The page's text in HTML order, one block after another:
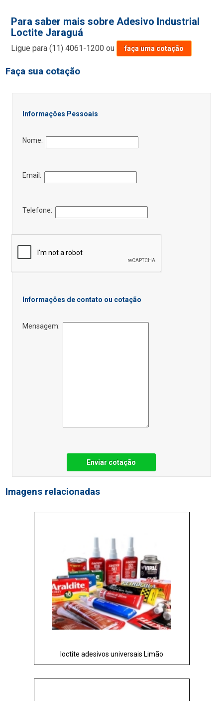
Para saber mais sobre Adesivo Industrial
Loctite Jaraguá
Ligue para(11) 4061-1200 ou faça uma cotação
Faça sua cotação
Informações Pessoais
Nome:
Email:
Telefone:
Informações de contato ou cotação
Mensagem:
Enviar cotação
Imagens relacionadas
loctite adesivos universais Limão